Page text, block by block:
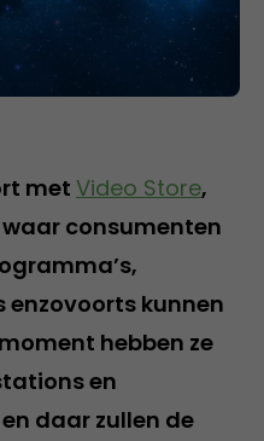
met Video Store,
consumenten
kunnen
hebben ze
en
daar zullen de